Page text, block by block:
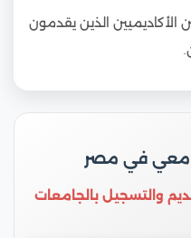
الأكاديميين الذين يقدمون
في مصر
والتسجيل بالجامعات